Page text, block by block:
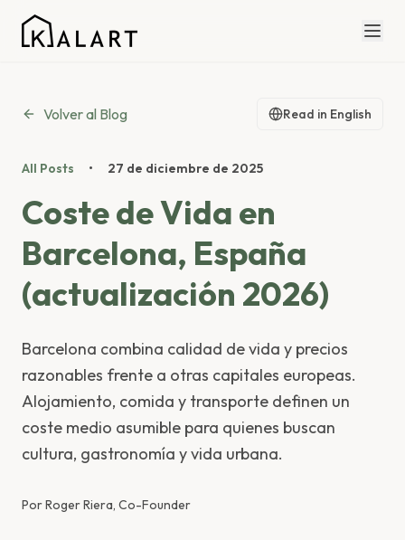
Volver al Blog Read in English
All Posts • 27 de diciembre de 2025
Coste de Vida en
Barcelona, España
(actualización 2026)
Barcelona combina calidad de vida y precios
razonables frente a otras capitales europeas.
Alojamiento, comida y transporte definen un
coste medio asumible para quienes buscan
cultura, gastronomía y vida urbana.
PorRoger Riera, Co-Founder